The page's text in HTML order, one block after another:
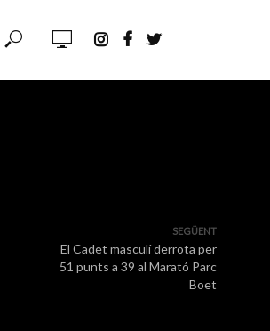
SEGÜENT
El Cadet masculí derrota per
51 punts a 39 al Marató Parc
Boet